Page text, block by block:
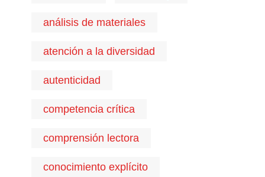
análisis de materiales
atención a la diversidad
autenticidad
competencia crítica
comprensión lectora
conocimiento explícito